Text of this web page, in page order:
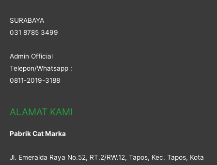
SURABAYA
031 8785 3499
Admin Official
Telepon/Whatsapp :
0811-2019-3188
ALAMAT KAMI
Pabrik Cat Marka
Jl. Emeralda Raya No.52, RT.2/RW.12, Tapos, Kec. Tapos, Kota